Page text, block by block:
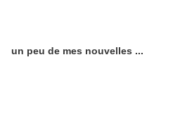
un peu de mes nouvelles ...